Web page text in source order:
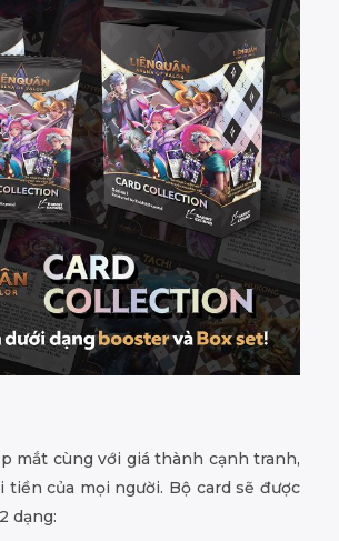
mắt cùng với giá thành cạnh tranh,
tiền của mọi người. Bộ card sẽ được
dạng: